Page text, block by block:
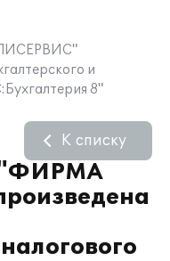
и
8"
"ФИРМА
К списку